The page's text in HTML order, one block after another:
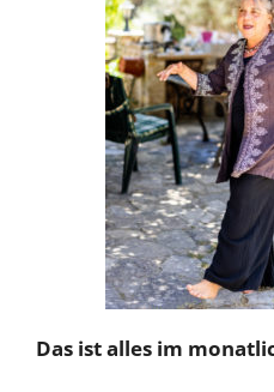
Das ist alles im